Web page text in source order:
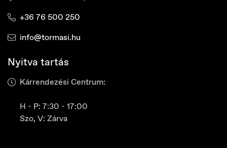
Czech Republic
+36 76 500 250
info@tormasi.hu
Nyitva tartás
Kárrendezési Centrum:
H - P: 7:30 - 17:00
Szo, V: Zárva